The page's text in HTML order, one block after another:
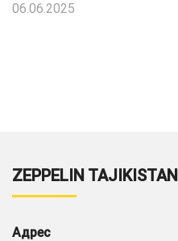
06.06.2025
ZEPPELIN TAJIKISTAN
Адрес